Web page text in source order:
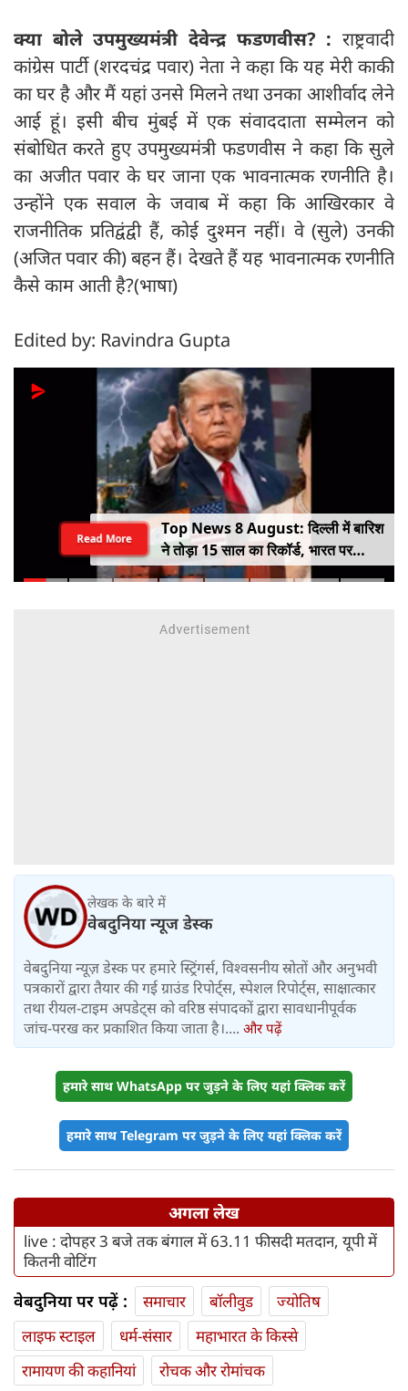
क्या बोले उपमुख्यमंत्री देवेन्द्र फडणवीस? : राष्ट्रवादी
कांग्रेस पार्टी (शरदचंद्र पवार) नेता ने कहा कि यह मेरी काकी
का घर है और मैं यहां उनसे मिलने तथा उनका आशीर्वाद लेने
आई हूं। इसी बीच मुंबई में एक संवाददाता सम्मेलन को
संबोधित करते हुए उपमुख्यमंत्री फडणवीस ने कहा कि सुले
का अजीत पवार के घर जाना एक भावनात्मक रणनीति है।
उन्होंने एक सवाल के जवाब में कहा कि आखिरकार वे
राजनीतिक प्रतिद्वंद्वी हैं, कोई दुश्मन नहीं। वे (सुले) उनकी
(अजित पवार की) बहन हैं। देखते हैं यह भावनात्मक रणनीति
कैसे काम आती है?(भाषा)
Edited by: Ravindra Gupta
Top News 8 August: दिल्ली में बारिश
ने तोड़ा 15 साल का रिकॉर्ड, भारत पर
100% टैरिफ का खतरा; Gen Z पर कंगना
Read More
लेखक के बारे में
वेबदुनिया न्यूज डेस्क
वेबदुनिया न्यूज़ डेस्क पर हमारे स्ट्रिंगर्स, विश्वसनीय स्रोतों और अनुभवी
पत्रकारों द्वारा तैयार की गई ग्राउंड रिपोर्ट्स, स्पेशल रिपोर्ट्स, साक्षात्कार
तथा रीयल-टाइम अपडेट्स को वरिष्ठ संपादकों द्वारा सावधानीपूर्वक
जांच-परख कर प्रकाशित किया जाता है।.... और पढ़ें
हमारे साथ WhatsApp पर जुड़ने के लिए यहां क्लिक करें
हमारे साथ Telegram पर जुड़ने के लिए यहां क्लिक करें
अगला लेख
live : दोपहर 3 बजे तक बंगाल में 63.11 फीसदी मतदान, यूपी में
कितनी वोटिंग
वेबदुनिया पर पढ़ें : समाचार बॉलीवुड
ज्योतिष
लाइफ स्‍टाइल
धर्म-संसार
महाभारत के किस्से
रामायण की कहानियां
रोचक और रोमांचक